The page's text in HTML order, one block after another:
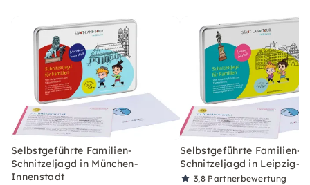
Selbstgeführte Familien-
Schnitzeljagd in München-
Innenstadt
Selbstgeführte Familien-
Schnitzeljagd in Leipzig-
3,8 Partnerbewertung